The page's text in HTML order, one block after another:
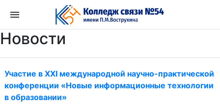
содержимому
Новости
Участие в XXI международной научно-практической
конференции «Новые информационные технологии
в образовании»